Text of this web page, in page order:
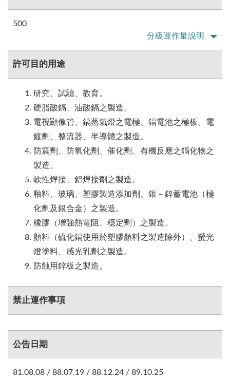
500
分級運作量說明
許可目的用途
研究、試驗、教育。
硬脂酸鎘、油酸鎘之製造。
電視顯像管、鎘蒸氣燈之電極、鎘電池之極板、電
鍍劑、整流器、半導體之製造。
防震劑、防氧化劑、催化劑、有機反應之鎘化物之
製造。
軟性焊接、鋁焊接劑之製造。
釉料、玻璃、塑膠製造添加劑、銀－鋅蓄電池（極
化劑及銀合金）之製造。
橡膠（增強熱電阻、穩定劑）之製造。
顏料（硫化鎘使用於塑膠顏料之製造除外）、螢光
燈塗料、感光乳劑之製造。
防蝕用鋅板之製造。
禁止運作事項
公告日期
81.08.08 / 88.07.19 / 88.12.24 / 89.10.25